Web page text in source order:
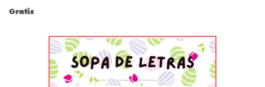
Gratis